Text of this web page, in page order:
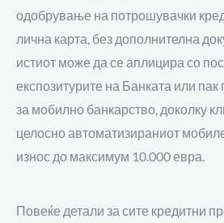
одобрување на потрошувачки
лична карта, без дополнителна
истиот може да се аплицира со
експозитурите на Банката или пак
за мобилно банкарство, доколку
целосно автоматизираниот
износ до максимум 10.000 евра.
Повеќе детали за сите кредитни